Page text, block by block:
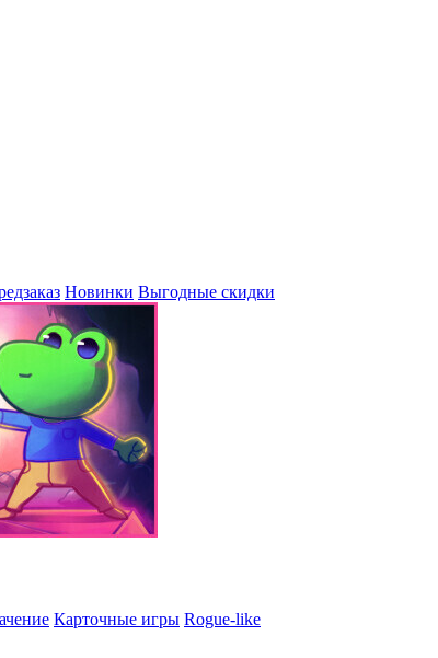
Новинки Выгодные скидки
Карточные игры Rogue-like